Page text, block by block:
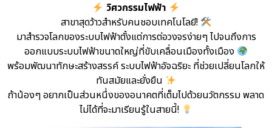
วิศวกรรมไฟฟ้า
สาขาสุดว้าวสำหรับคนชอบเทคโนโลยี!
มาสำรวจโลกของระบบไฟฟ้าตั้งแต่การต่อวงจรง่ายๆ ไปจนถึงการ
ออกแบบระบบไฟฟ้าขนาดใหญ่ที่ขับเคลื่อนเมืองทั้งเมือง
พร้อมพัฒนาทักษะสร้างสรรค์ ระบบไฟฟ้าอัจฉริยะ ที่ช่วยเปลี่ยนโลกให้
ทันสมัยและยั่งยืน
ถ้าน้องๆ อยากเป็นส่วนหนึ่งของอนาคตที่เต็มไปด้วยนวัตกรรม พลาด
ไม่ได้ที่จะมาเรียนรู้ในสายนี้!